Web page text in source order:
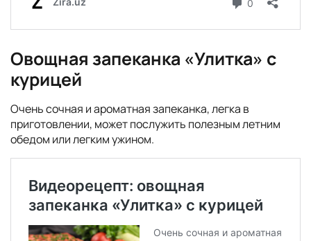
Овощная запеканка «Улитка» с
курицей
Очень сочная и ароматная запеканка, легка в
приготовлении, может послужить полезным летним
обедом или легким ужином.